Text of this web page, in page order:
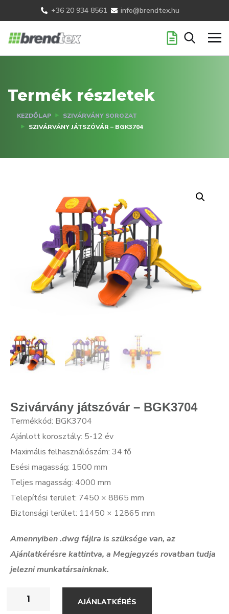
+36 20 934 8561 info@brendtex.hu
Termék részletek
KEZDŐLAP
SZIVÁRVÁNY SOROZAT
SZIVÁRVÁNY JÁTSZÓVÁR – BGK3704
Szivárvány játszóvár – BGK3704
Termékkód: BGK3704
Ajánlott korosztály: 5-12 év
Maximális felhasználószám: 34 fő
Esési magasság: 1500 mm
Teljes magasság: 4000 mm
Telepítési terület: 7450 × 8865 mm
Biztonsági terület: 11450 × 12865 mm
Amennyiben .dwg fájlra is szüksége van, az
Ajánlatkérésre kattintva, a Megjegyzés rovatban tudja
jelezni munkatársainknak.
AJÁNLATKÉRÉS